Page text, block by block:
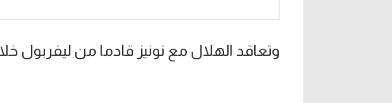
وتعاقد الهلال مع نونيز قادما من ليفربول